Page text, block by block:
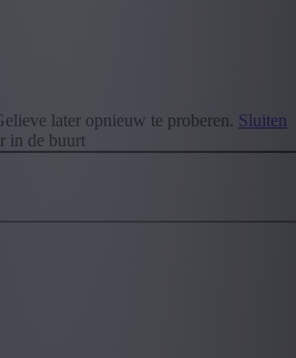
later opnieuw te proberen. Sluiten
in de buurt